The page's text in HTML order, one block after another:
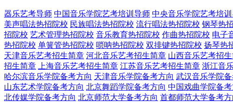
器乐艺考导师 中国音乐学院艺考培训导师 中央音乐学院艺考培
美声唱法热招院校 民族唱法热招院校 流行唱法热招院校 钢琴热
招院校 艺术管理热招院校 音乐教育热招院校 作曲热招院校 电子
热招院校 单簧管热招院校 唢呐热招院校 双排键热招院校 扬琴热
天津音乐艺考招生简章 河北音乐艺考招生简章 山西音乐艺考招
招生简章
上海音乐艺考招生简章 江苏音乐艺考招生简章 浙江音
哈尔滨音乐学院备考方向 天津音乐学院备考方向 武汉音乐学院
山东艺术学院备考方向 北京舞蹈学院备考方向 中国戏曲学院备考
北传媒学院备考方向 北京师范大学备考方向 首都师范大学备考方